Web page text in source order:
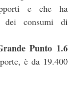
e che ha
dei consumi di
Punto 1.6
è da 19.400